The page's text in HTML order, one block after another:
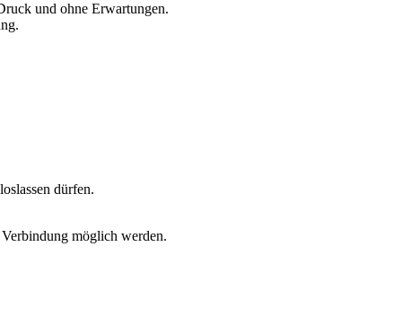
und ohne Erwartungen.
dürfen.
möglich werden.